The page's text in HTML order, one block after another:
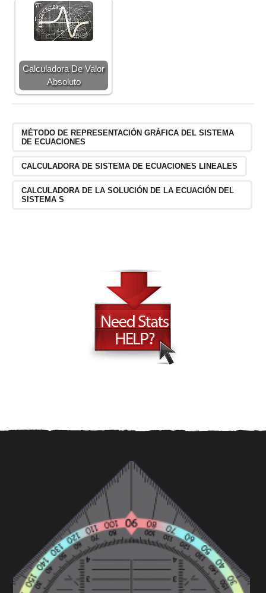
Calculadora De Valor
Absoluto
MÉTODO DE REPRESENTACIÓN GRÁFICA DEL SISTEMA
DE ECUACIONES
CALCULADORA DE SISTEMA DE ECUACIONES LINEALES
CALCULADORA DE LA SOLUCIÓN DE LA ECUACIÓN DEL
SISTEMA S